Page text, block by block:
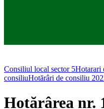
Consiliul local sector 5Hotarari
consiliuHotărâri de consiliu
Hotărârea nr.